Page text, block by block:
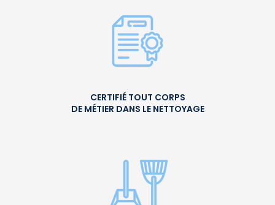
CERTIFIÉ TOUT CORPS
DE MÉTIER DANS LE NETTOYAGE